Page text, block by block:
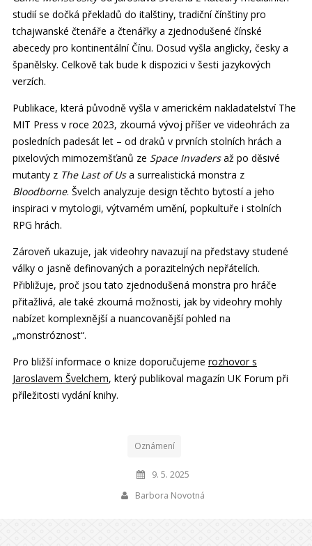
studií se dočká překladů do italštiny, tradiční čínštiny pro
tchajwanské čtenáře a čtenářky a zjednodušené čínské
abecedy pro kontinentální Čínu. Dosud vyšla anglicky, česky a
španělsky. Celkově tak bude k dispozici v šesti jazykových
verzích.
Publikace, která původně vyšla v americkém nakladatelství The
MIT Press v roce 2023, zkoumá vývoj příšer ve videohrách za
posledních padesát let – od draků v prvních stolních hrách a
pixelových mimozemšťanů ze Space Invadersaž po děsivé
mutanty z The Last of Usa surrealistická monstra z
Bloodborne. Švelch analyzuje design těchto bytostí a jeho
inspiraci v mytologii, výtvarném umění, popkultuře i stolních
RPG hrách.
Zároveň ukazuje, jak videohry navazují na představy studené
války o jasně definovaných a porazitelných nepřátelích.
Přibližuje, proč jsou tato zjednodušená monstra pro hráče
přitažlivá, ale také zkoumá možnosti, jak by videohry mohly
nabízet komplexnější a nuancovanější pohled na
„monstróznost“.
Pro bližší informace o knize doporučujeme rozhovor s
Jaroslavem Švelchem, který publikoval magazín UK Forum při
příležitosti vydání knihy.
Oznámení
9. 5. 2025
Barbora Novotná